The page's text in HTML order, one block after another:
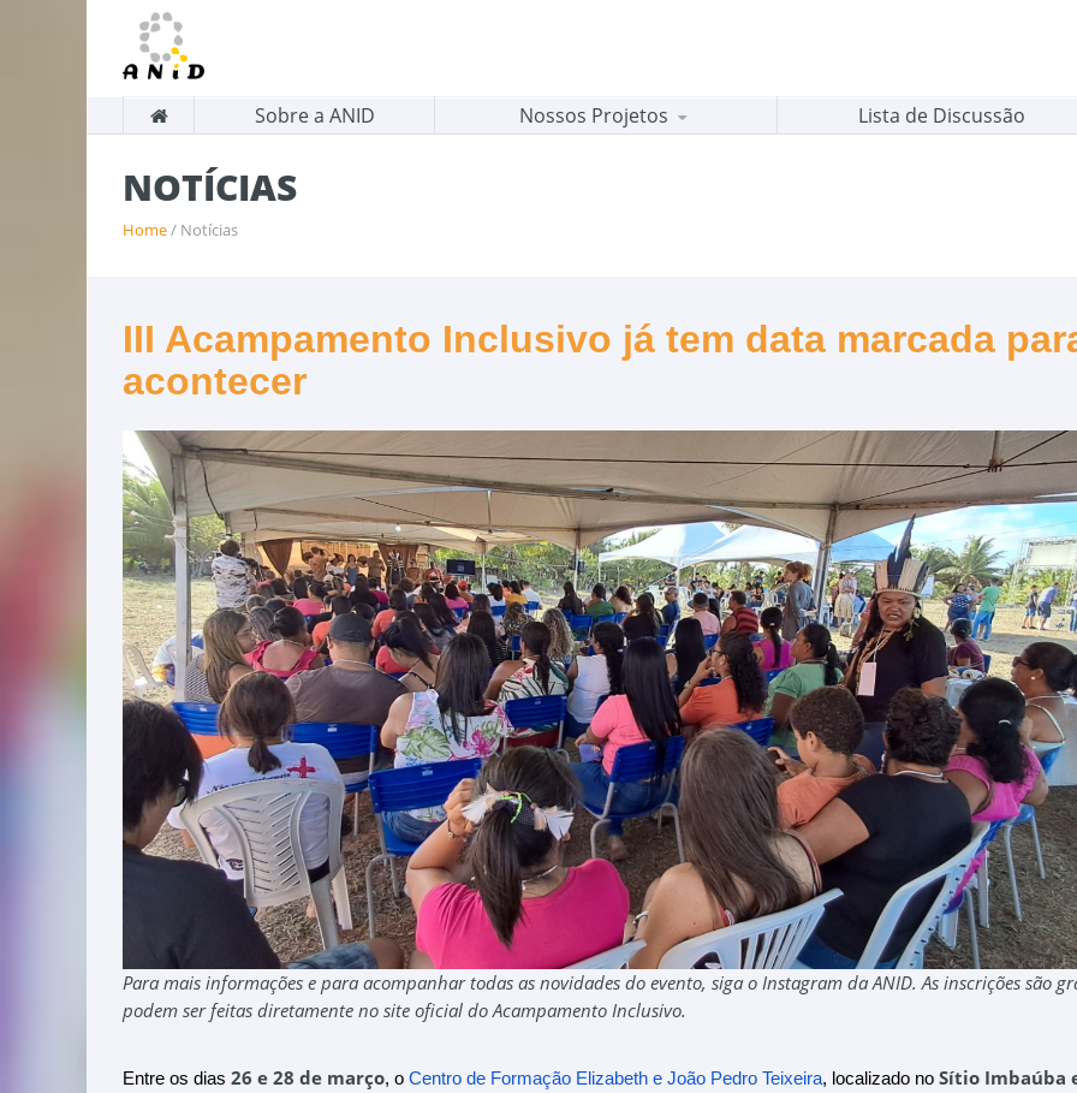
Sobre a ANID Nossos Projetos Lista de Discussão
NOTÍCIAS
Home/ Notícias
III Acampamento Inclusivo já tem data marcada
acontecer
Para mais informações e para acompanhar todas as novidades do evento, siga o Instagram da ANID. As inscrições são
podem ser feitas diretamente no site oficial do Acampamento Inclusivo.
Entre os dias 26 e 28 de março, o Centro de Formação Elizabeth e João Pedro Teixeira, localizado no Sítio Imbaúba